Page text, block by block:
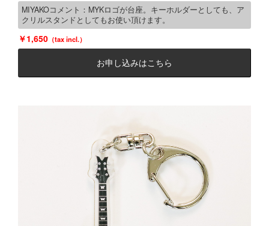
MIYAKOコメント：MYKロゴが台座。キーホルダーとしても、ア
クリルスタンドとしてもお使い頂けます。
1,650
お申し込みはこちら